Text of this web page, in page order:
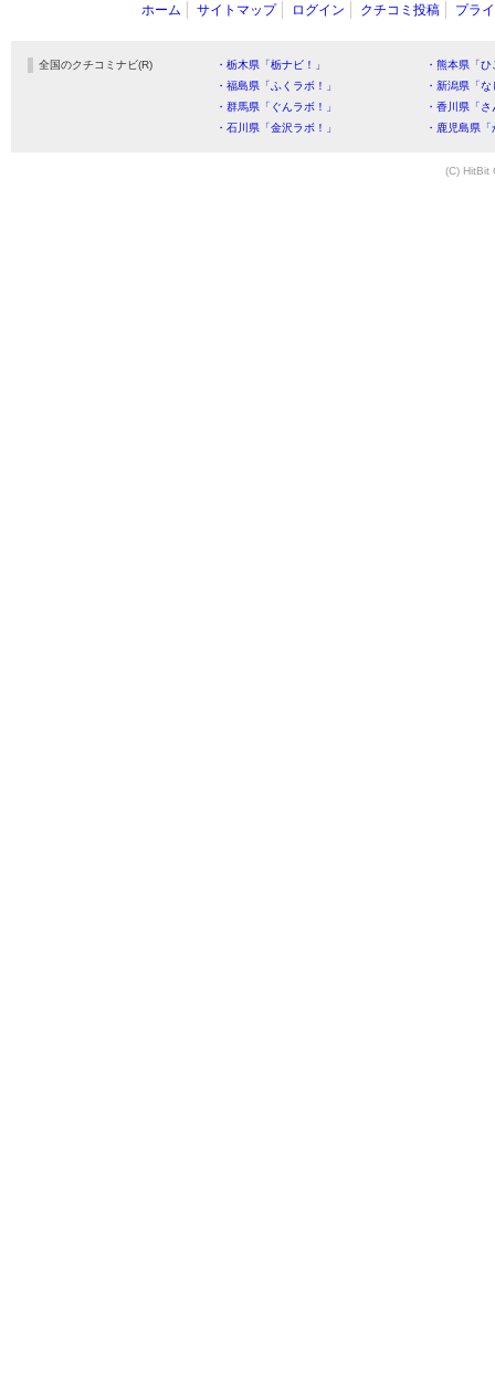
ホーム サイトマップ ログイン クチコミ投稿 プラ
全国のクチコミナビ(R) ・栃木県「栃ナビ！」
・熊本県「
・福島県「ふくラボ！」
・新潟県「
・群馬県「ぐんラボ！」
・香川県「
・石川県「金沢ラボ！」
・鹿児島県
(C) HitBit